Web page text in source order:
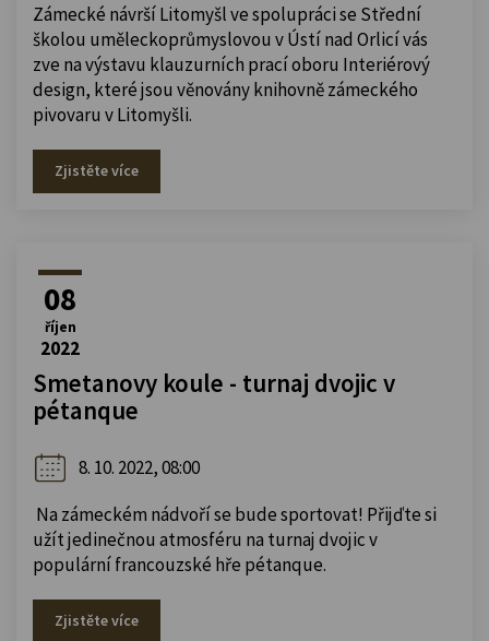
Zámecké návrší Litomyšl ve spolupráci se Střední
školou uměleckoprůmyslovou v Ústí nad Orlicí vás
zve na výstavu klauzurních prací oboru Interiérový
design, které jsou věnovány knihovně zámeckého
pivovaru v Litomyšli.
Zjistěte více
08
říjen
2022
Smetanovy koule - turnaj dvojic v
pétanque
8. 10. 2022, 08:00
Na zámeckém nádvoří se bude sportovat! Přijďte si
užít jedinečnou atmosféru na turnaj dvojic v
populární francouzské hře pétanque.
Zjistěte více